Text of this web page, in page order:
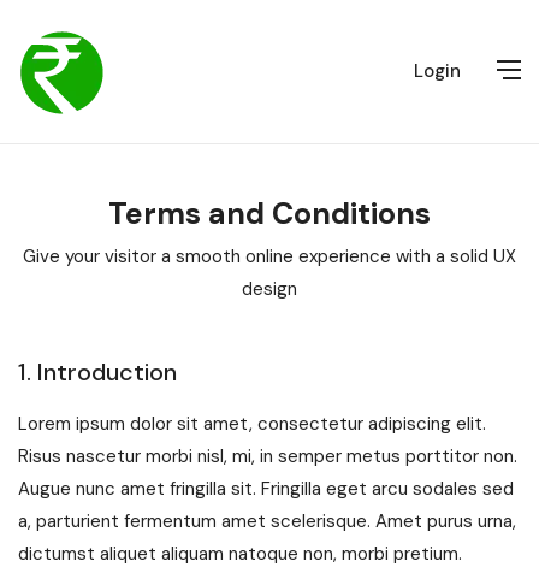
Login
Terms and Conditions
Give your visitor a smooth online experience with a solid UX
design
1. Introduction
Lorem ipsum dolor sit amet, consectetur adipiscing elit.
Risus nascetur morbi nisl, mi, in semper metus porttitor non.
Augue nunc amet fringilla sit. Fringilla eget arcu sodales sed
a, parturient fermentum amet scelerisque. Amet purus urna,
dictumst aliquet aliquam natoque non, morbi pretium.